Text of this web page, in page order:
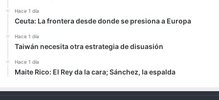
Hace 1 día
Ceuta: La frontera desde donde se presiona a Europa
Hace 1 día
Taiwán necesita otra estrategia de disuasión
Hace 1 día
Maite Rico: El Rey da la cara; Sánchez, la espalda